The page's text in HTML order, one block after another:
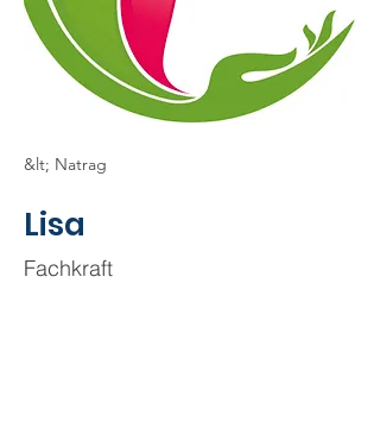
&lt; Natrag
Lisa
Fachkraft